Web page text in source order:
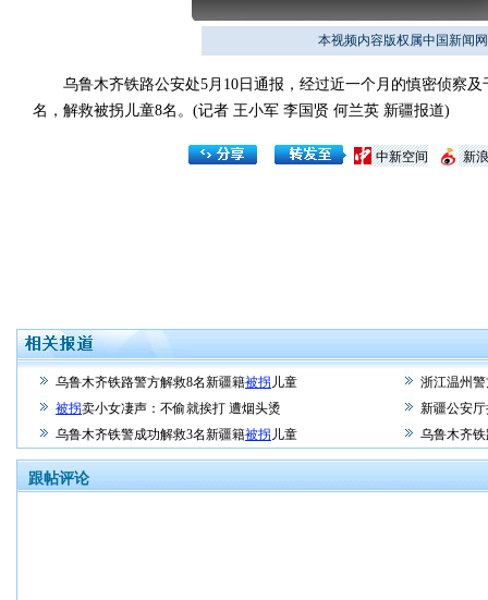
本视频内容版权属中国新闻
乌鲁木齐铁路公安处5月10日通报，经过近一个月的慎密侦察及
名，解救被拐儿童8名。(记者 王小军 李国贤 何兰英 新疆报道)
新
中新空间
乌鲁木齐铁路警方解救8名新疆籍被拐 儿童
浙江温州
被拐卖小女凄声：不偷就挨打 遭烟头烫
新疆公安
乌鲁木齐铁警成功解救3名新疆籍被拐 儿童 乌鲁木齐
跟帖评论